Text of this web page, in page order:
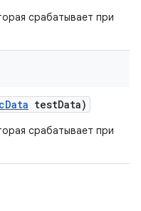
срабатывает при
Data testData)
срабатывает при